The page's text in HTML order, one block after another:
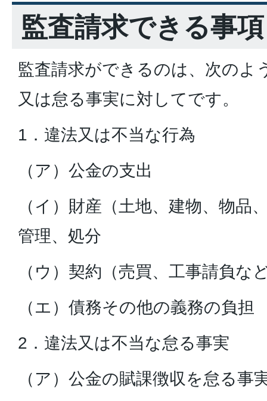
監査請求できる事項
監査請求ができるのは、次のよ
又は怠る事実に対してです。
1．違法又は不当な行為
（ア）公金の支出
（イ）財産（土地、建物、物品
管理、処分
（ウ）契約（売買、工事請負な
（エ）債務その他の義務の負担
2．違法又は不当な怠る事実
（ア）公金の賦課徴収を怠る事